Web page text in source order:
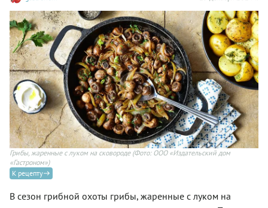
Грибы, жаренные с луком на сковороде(Фото: ООО «Издательский дом
«Гастроном»)
К рецепту
В сезон грибной охоты грибы, жаренные с луком на